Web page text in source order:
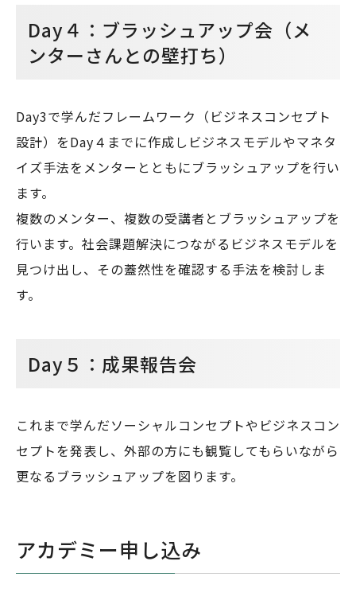
Day４：ブラッシュアップ会（メ
ンターさんとの壁打ち）
Day3で学んだフレームワーク（ビジネスコンセプト
設計）をDay４までに作成しビジネスモデルやマネタ
イズ手法をメンターとともにブラッシュアップを行い
ます。
複数のメンター、複数の受講者とブラッシュアップを
行います。社会課題解決につながるビジネスモデルを
見つけ出し、その蓋然性を確認する手法を検討しま
す。
Day５：成果報告会
これまで学んだソーシャルコンセプトやビジネスコン
セプトを発表し、外部の方にも観覧してもらいながら
更なるブラッシュアップを図ります。
アカデミー申し込み